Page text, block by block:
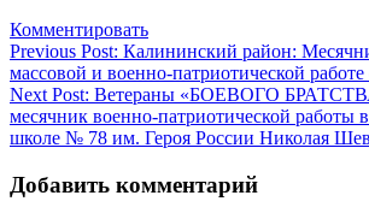
Комментировать
Навигация
по
записям
Previous Post: Калининский район:
массовой и военно-патриотической
Next Post: Ветераны «БОЕВОГО
месячник военно-патриотической работы
школе № 78 им. Героя России Николая
Добавить комментарий